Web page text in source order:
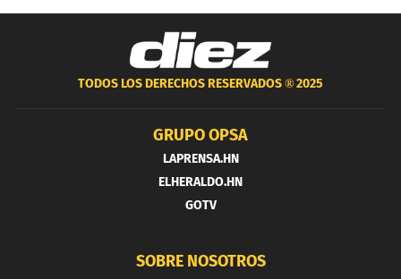
TODOS LOS DERECHOS RESERVADOS ®2025
GRUPO OPSA
LAPRENSA.HN
ELHERALDO.HN
GOTV
SOBRE NOSOTROS